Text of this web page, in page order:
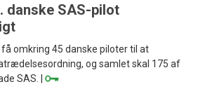
danske SAS-pilot
omkring 45 danske piloter til at
og samlet skal 175 af
SAS. |